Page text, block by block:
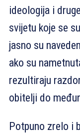
ideologija i
svijetu koje se
jasno su
ako su
rezultiraju
obitelji do
Potpuno zrelo i